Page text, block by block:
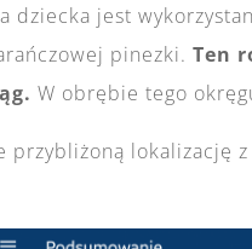
dziecka jest
pinezki.Ten
W obrębie tego
przybliżoną lokalizację